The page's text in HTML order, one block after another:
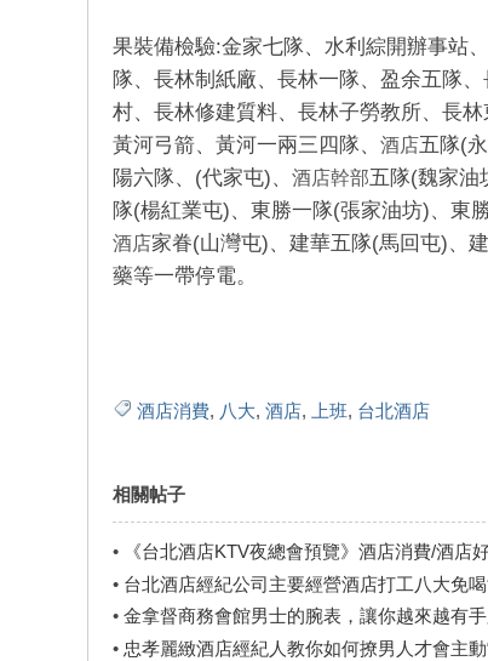
果裝備檢驗:金家七隊、水利綜開辦事站、
隊、長林制紙廠、長林一隊、盈余五隊
村、長林修建質料、長林子勞教所、長
黃河弓箭、黃河一兩三四隊、 酒店五隊(
陽六隊、(代家屯)、 酒店幹部五隊(魏家油
隊(楊紅業屯)、東勝一隊(張家油坊)、東
酒店家眷(山灣屯)、建華五隊(馬回屯)、
藥等一帶停電。
酒店消費, 八大, 酒店, 上班, 台北酒店
相關帖子
• 《台北酒店KTV夜總會預覽》酒店消費/酒店
• 台北酒店經紀公司主要經營酒店打工八大免
• 金拿督商務會館男士的腕表，讓你越來越有
• 忠孝麗緻酒店經紀人教你如何撩男人才會主動